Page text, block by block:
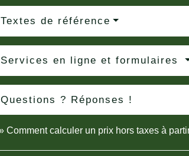
Textes de référence
Services en ligne et formulaires
Questions ? Réponses !
Comment calculer un prix hors taxes à